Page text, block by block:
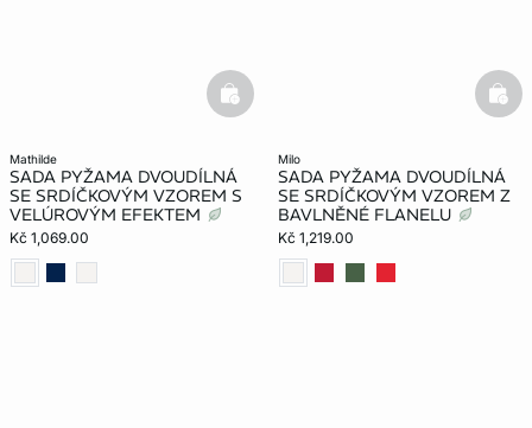
mathilde
SADA PYŽAMA DVOUDÍLNÁ
SE SRDÍČKOVÝM VZOREM S
VELÚROVÝM EFEKTEM
Kč 1,069.00
basketfull
milo
SADA PYŽAMA DVOUDÍLNÁ
SE SRDÍČKOVÝM VZOREM Z
BAVLNĚNÉ FLANELU
Kč 1,219.00